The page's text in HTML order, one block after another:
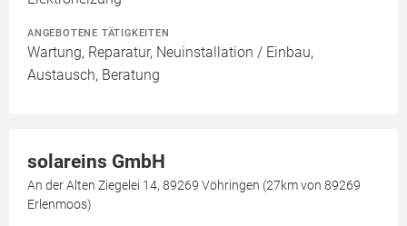
ANGEBOTENE TÄTIGKEITEN
Wartung, Reparatur, Neuinstallation / Einbau,
Austausch, Beratung
solareins GmbH
An der Alten Ziegelei 14, 89269 Vöhringen (27km von 89269
Erlenmoos)